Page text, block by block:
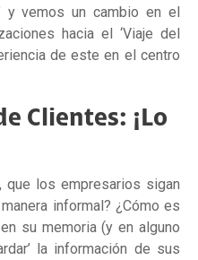
y vemos un cambio en el
hacia el ‘Viaje del
de este en el centro
Clientes: ¡Lo
que los empresarios sigan
informal? ¿Cómo es
su memoria (y en alguno
la información de sus